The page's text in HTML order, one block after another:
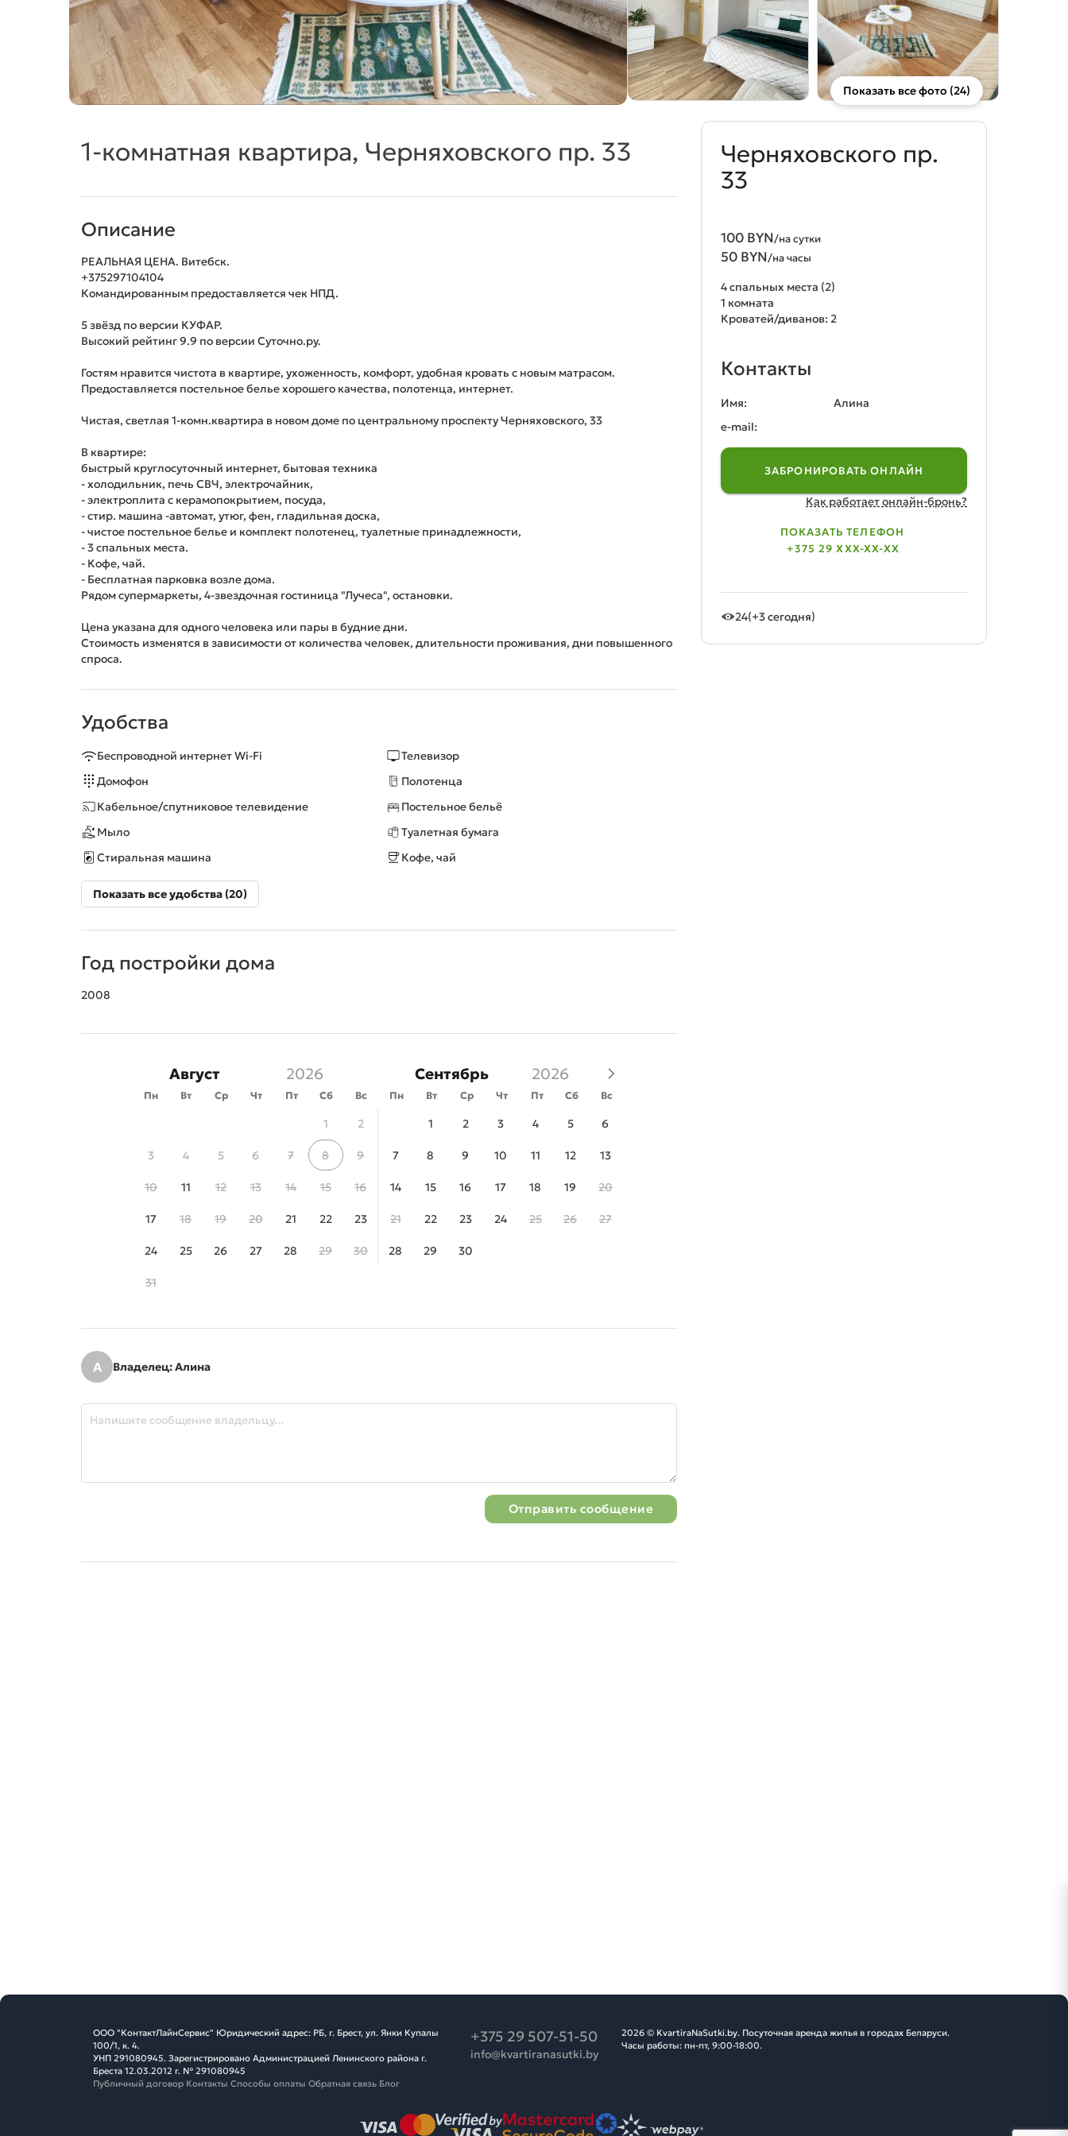
Показать все фото (24)
1-комнатная квартира, Черняховского пр. 33
Описание
РЕАЛЬНАЯ ЦЕНА. Витебск.
+375297104104
Командированным предоставляется чек НПД.
5 звёзд по версии КУФАР.
Высокий рейтинг 9.9 по версии Суточно.ру.
Гостям нравится чистота в квартире, ухоженность, комфорт, удобная кровать с новым матрасом.
Предоставляется постельное белье хорошего качества, полотенца, интернет.
Чистая, светлая 1-комн.квартира в новом доме по центральному проспекту Черняховского, 33
В квартире:
быстрый круглосуточный интернет, бытовая техника
- холодильник, печь СВЧ, электрочайник,
- электроплита с керамопокрытием, посуда,
- стир. машина -автомат, утюг, фен, гладильная доска,
- чистое постельное белье и комплект полотенец, туалетные принадлежности,
- 3 спальных места.
- Кофе, чай.
- Бесплатная парковка возле дома.
Рядом супермаркеты, 4-звездочная гостиница "Лучеса", остановки.
Цена указана для одного человека или пары в будние дни.
Стоимость изменятся в зависимости от количества человек, длительности проживания, дни повышенного
спроса.
Удобства
Беспроводной интернет Wi-Fi
Телевизор
Домофон
Полотенца
Кабельное/спутниковое телевидение
Постельное бельё
Мыло
Туалетная бумага
Стиральная машина
Кофе, чай
Показать все удобства (20)
Год постройки дома
2008
Август Сентябрь
Пн Вт Ср Чт Пт Сб Вс Пн Вт Ср Чт Пт Сб Вс
1 2
3 4 5 6 7 8 9
10 11 12 13 14 15 16
17 18 19 20 21 22 23
24 25 26 27 28 29 30
31
1 2 3 4 5 6
7 8 9 10 11 12 13
14 15 16 17 18 19 20
21 22 23 24 25 26 27
28 29 30
А Владелец: Алина
Отправить сообщение
Черняховского пр.
33
100 BYN/на сутки
50 BYN/на часы
4 спальных места (2)
1 комната
Кроватей/диванов: 2
Контакты
Имя:
Алина
e-mail:
ЗАБРОНИРОВАТЬ ОНЛАЙН
Как работает онлайн-бронь?
ПОКАЗАТЬ ТЕЛЕФОН
+375 29 XXX-XX-XX
24(+3 сегодня)
ООО "КонтактЛайнСервис" Юридический адрес: РБ, г. Брест, ул. Янки Купалы
100/1, к. 4.
УНП 291080945. Зарегистрировано Администрацией Ленинского района г.
Бреста 12.03.2012 г. № 291080945
Публичный договор Контакты Способы оплаты Обратная связь Блог
+375 29 507-51-50
info@kvartiranasutki.by
2026 © KvartiraNaSutki.by. Посуточная аренда жилья в городах Беларуси.
Часы работы: пн-пт, 9:00-18:00.